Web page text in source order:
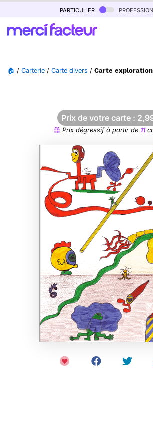
particulier
🏠 / Carterie / Carte divers / Carte
Prix de votre carte :
Prix dégressif à partir de 11